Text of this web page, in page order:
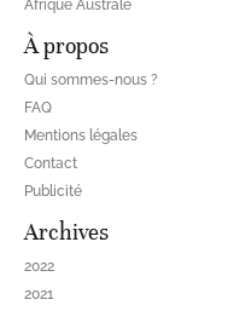
Afrique Australe
À propos
Qui sommes-nous ?
FAQ
Mentions légales
Contact
Publicité
Archives
2022
2021